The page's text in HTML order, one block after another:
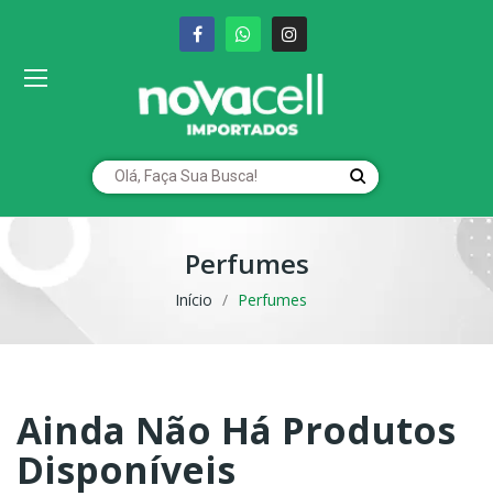
Perfumes
Início Perfumes
Ainda Não Há Produtos
Disponíveis